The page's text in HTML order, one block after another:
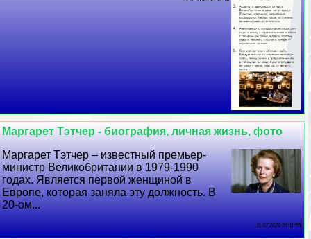
Маргарет Тэтчер - биография, личная жизнь, фото
Маргарет Тэтчер – известный премьер-
министр Великобритании в 1979-1990
годах. Является первой женщиной в
Европе, которая заняла эту должность. В
20-ом...
11 07 2026 21:11:55